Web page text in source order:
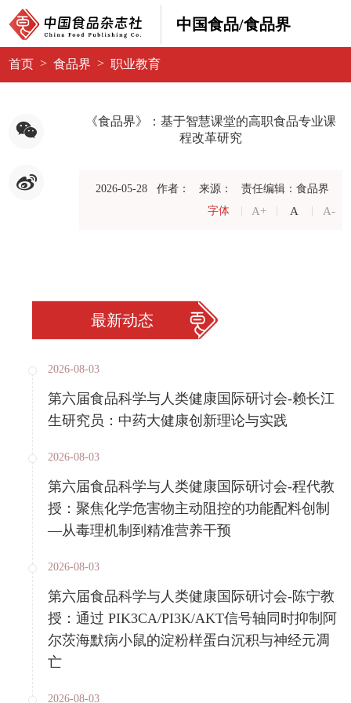
中国食品/食品界
首页 > 食品界 > 职业教育
《食品界》：基于智慧课堂的高职食品专业课
程改革研究
2026-05-28 作者： 来源：
责任编辑：食品界
字体
A+ A A-
最新动态
2026-08-03
第六届食品科学与人类健康国际研讨会-赖长江
生研究员：中药大健康创新理论与实践
2026-08-03
第六届食品科学与人类健康国际研讨会-程代教
授：聚焦化学危害物主动阻控的功能配料创制
—从毒理机制到精准营养干预
2026-08-03
第六届食品科学与人类健康国际研讨会-陈宁教
授：通过 PIK3CA/PI3K/AKT信号轴同时抑制阿
尔茨海默病小鼠的淀粉样蛋白沉积与神经元凋
亡
2026-08-03